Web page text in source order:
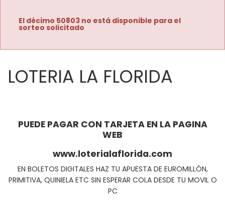
El décimo 50803 no está disponible para el
sorteo solicitado
LOTERIA LA FLORIDA
PUEDE PAGAR CON TARJETA EN LA PAGINA
WEB
www.loterialaflorida.com
EN BOLETOS DIGITALES HAZ TU APUESTA DE EUROMILLÓN,
PRIMITIVA, QUINIELA ETC SIN ESPERAR COLA DESDE TU MOVIL O
PC